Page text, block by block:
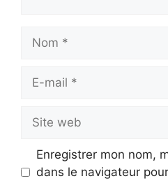
mail
web
Enregistrer mon nom,
dans le navigateur